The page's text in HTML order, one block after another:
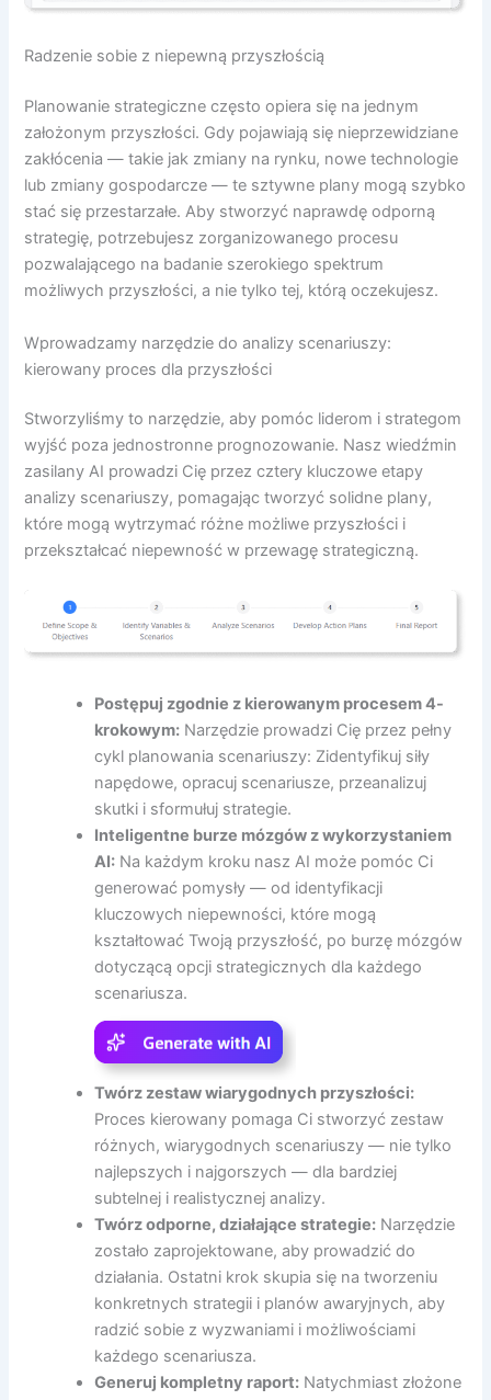
Radzenie sobie z niepewną przyszłością
Planowanie strategiczne często opiera się na jednym
założonym przyszłości. Gdy pojawiają się nieprzewidziane
zakłócenia — takie jak zmiany na rynku, nowe technologie
lub zmiany gospodarcze — te sztywne plany mogą szybko
stać się przestarzałe. Aby stworzyć naprawdę odporną
strategię, potrzebujesz zorganizowanego procesu
pozwalającego na badanie szerokiego spektrum
możliwych przyszłości, a nie tylko tej, którą oczekujesz.
Wprowadzamy narzędzie do analizy scenariuszy:
kierowany proces dla przyszłości
Stworzyliśmy to narzędzie, aby pomóc liderom i strategom
wyjść poza jednostronne prognozowanie. Nasz wiedźmin
zasilany AI prowadzi Cię przez cztery kluczowe etapy
analizy scenariuszy, pomagając tworzyć solidne plany,
które mogą wytrzymać różne możliwe przyszłości i
przekształcać niepewność w przewagę strategiczną.
Postępuj zgodnie z kierowanym procesem 4-
krokowym: Narzędzie prowadzi Cię przez pełny
cykl planowania scenariuszy: Zidentyfikuj siły
napędowe, opracuj scenariusze, przeanalizuj
skutki i sformułuj strategie.
Inteligentne burze mózgów z wykorzystaniem
AI: Na każdym kroku nasz AI może pomóc Ci
generować pomysły — od identyfikacji
kluczowych niepewności, które mogą
kształtować Twoją przyszłość, po burzę mózgów
dotyczącą opcji strategicznych dla każdego
scenariusza.
Twórz zestaw wiarygodnych przyszłości:
Proces kierowany pomaga Ci stworzyć zestaw
różnych, wiarygodnych scenariuszy — nie tylko
najlepszych i najgorszych — dla bardziej
subtelnej i realistycznej analizy.
Twórz odporne, działające strategie: Narzędzie
zostało zaprojektowane, aby prowadzić do
działania. Ostatni krok skupia się na tworzeniu
konkretnych strategii i planów awaryjnych, aby
radzić sobie z wyzwaniami i możliwościami
każdego scenariusza.
Generuj kompletny raport: Natychmiast złożone